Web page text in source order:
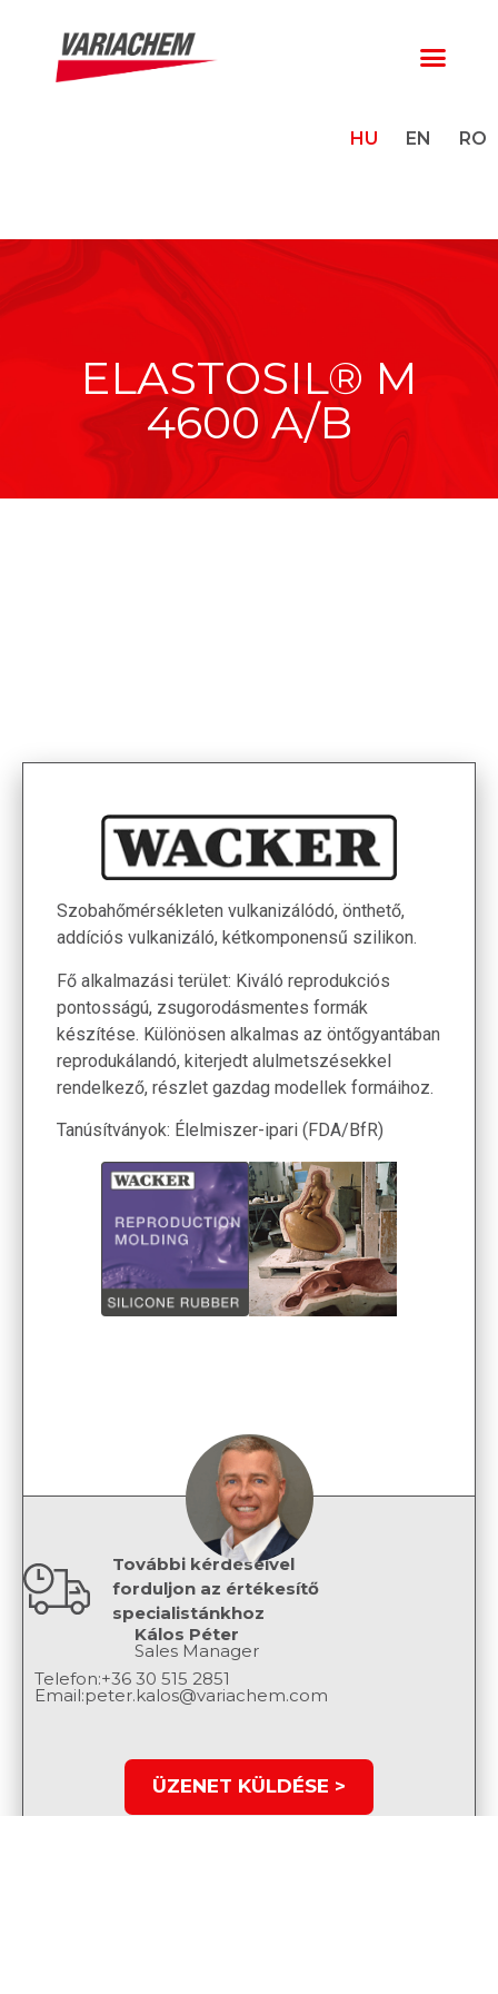
HU EN RO
ELASTOSIL® M
4600 A/B
Szobahőmérsékleten vulkanizálódó, önthető,
addíciós vulkanizáló, kétkomponensű szilikon.
Fő alkalmazási terület: Kiváló reprodukciós
pontosságú, zsugorodásmentes formák
készítése. Különösen alkalmas az öntőgyantában
reprodukálandó, kiterjedt alulmetszésekkel
rendelkező, részlet gazdag modellek formáihoz.
Tanúsítványok: Élelmiszer-ipari (FDA/BfR)
További kérdéseivel
forduljon az értékesítő
specialistánkhoz
Kálos Péter
Sales Manager
Telefon:+36 30 515 2851
Email:peter.kalos@variachem.com
ÜZENET KÜLDÉSE >